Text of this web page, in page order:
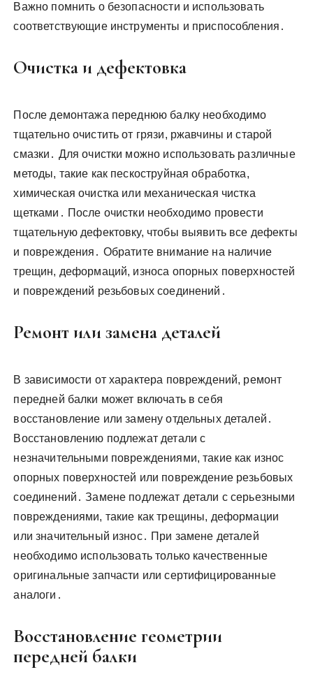
Важно помнить о безопасности и использовать
соответствующие инструменты и приспособления․
Очистка и дефектовка
После демонтажа переднюю балку необходимо
тщательно очистить от грязи, ржавчины и старой
смазки․ Для очистки можно использовать различные
методы, такие как пескоструйная обработка,
химическая очистка или механическая чистка
щетками․ После очистки необходимо провести
тщательную дефектовку, чтобы выявить все дефекты
и повреждения․ Обратите внимание на наличие
трещин, деформаций, износа опорных поверхностей
и повреждений резьбовых соединений․
Ремонт или замена деталей
В зависимости от характера повреждений, ремонт
передней балки может включать в себя
восстановление или замену отдельных деталей․
Восстановлению подлежат детали с
незначительными повреждениями, такие как износ
опорных поверхностей или повреждение резьбовых
соединений․ Замене подлежат детали с серьезными
повреждениями, такие как трещины, деформации
или значительный износ․ При замене деталей
необходимо использовать только качественные
оригинальные запчасти или сертифицированные
аналоги․
Восстановление геометрии
передней балки